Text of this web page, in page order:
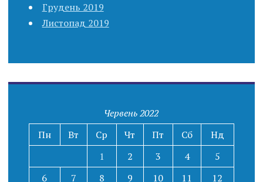
Грудень 2019
Листопад 2019
Червень 2022
Пн
Вт Ср Чт Пт Сб
Нд
1
2 3 4
5
6
7 8 9 10 11 12